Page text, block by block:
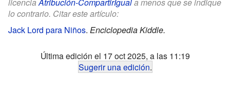
lo contrario. Citar este artículo:
Jack Lord para Niños. Enciclopedia Kiddle.
Última edición el 17 oct 2025, a las 11:19
Sugerir una edición.